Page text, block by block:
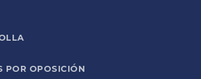
POR OPOSICIÓN